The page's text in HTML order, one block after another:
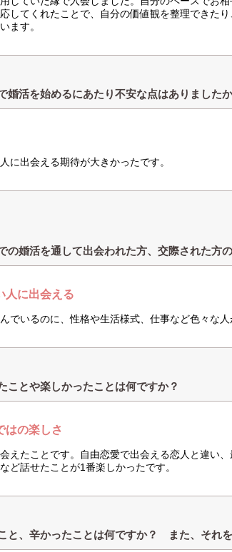
してくれたことで、自分の価値観を整理できた
ます。
婚活を始めるにあたり不安な点はありました
に出会える期待が大きかったです。
の婚活を通して出会われた方、交際された方
人に出会える
でいるのに、性格や生活様式、仕事など色々な人
ことや楽しかったことは何ですか？
はの楽しさ
えたことです。自由恋愛で出会える恋人と違い
ど話せたことが1番楽しかったです。
と、辛かったことは何ですか？ また、それ